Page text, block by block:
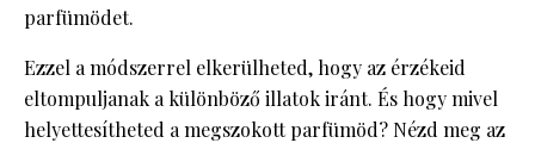
parfümödet.
Ezzel a módszerrel elkerülheted, hogy az érzékeid
eltompuljanak a különböző illatok iránt. És hogy mivel
helyettesítheted a megszokott parfümöd? Nézd meg az